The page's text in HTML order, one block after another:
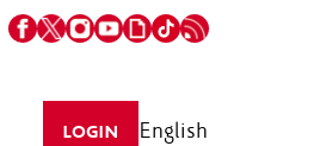
LOGIN English